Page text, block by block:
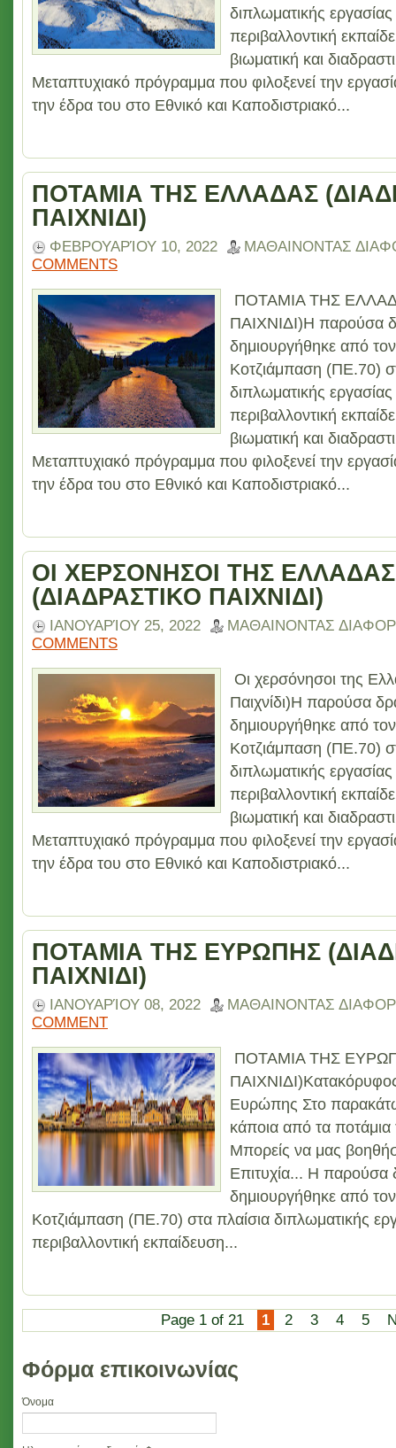
διπλωματικής εργασίας
περιβαλλοντική
βιωματική και
Μεταπτυχιακό πρόγραμμα που φιλοξενεί την
την έδρα του στο Εθνικό και Καποδιστριακό...
ΠΟΤΑΜΙΑ ΤΗΣ ΕΛΛΑΔΑΣ
ΠΑΙΧΝΙΔΙ)
ΦΕΒΡΟΥΑΡΊΟΥ 10, 2022
ΜΑΘΑΙΝΟΝΤΑΣ
COMMENTS
ΠΟΤΑΜΙΑ ΤΗΣ
ΠΑΙΧΝΙΔΙ)Η παρούσα
δημιουργήθηκε από
Κοτζιάμπαση (ΠΕ.70)
διπλωματικής εργασίας
περιβαλλοντική
βιωματική και
Μεταπτυχιακό πρόγραμμα που φιλοξενεί την
την έδρα του στο Εθνικό και Καποδιστριακό...
ΟΙ ΧΕΡΣΟΝΗΣΟΙ ΤΗΣ ΕΛΛΑΔΑΣ
(ΔΙΑΔΡΑΣΤΙΚΟ ΠΑΙΧΝΙΔΙ)
ΙΑΝΟΥΑΡΊΟΥ 25, 2022
ΜΑΘΑΙΝΟΝΤΑΣ
COMMENTS
Οι χερσόνησοι της
Παιχνίδι)Η παρούσα
δημιουργήθηκε από
Κοτζιάμπαση (ΠΕ.70)
διπλωματικής εργασίας
περιβαλλοντική
βιωματική και
Μεταπτυχιακό πρόγραμμα που φιλοξενεί την
την έδρα του στο Εθνικό και Καποδιστριακό...
ΠΟΤΑΜΙΑ ΤΗΣ ΕΥΡΩΠΗΣ
ΠΑΙΧΝΙΔΙ)
ΙΑΝΟΥΑΡΊΟΥ 08, 2022
ΜΑΘΑΙΝΟΝΤΑΣ
COMMENT
ΠΟΤΑΜΙΑ ΤΗΣ
Ευρώπης Στο
κάποια από τα
Μπορείς να μας
Επιτυχία... Η παρούσα
δημιουργήθηκε από
Κοτζιάμπαση (ΠΕ.70) στα πλαίσια διπλωματικής
περιβαλλοντική εκπαίδευση...
Page 1 of 21 1 2 3 4 5
Φόρμα επικοινωνίας
Όνομα